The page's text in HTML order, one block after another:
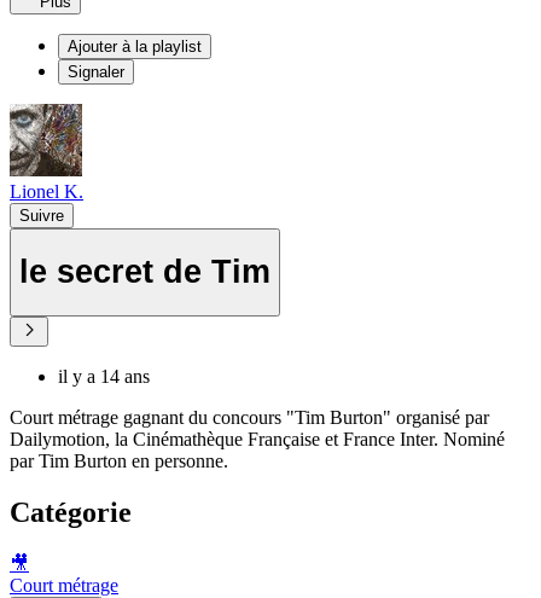
Ajouter à la playlist
Signaler
Lionel K.
Suivre
le secret de Tim
il y a 14 ans
Court métrage gagnant du concours "Tim Burton" organisé par
Dailymotion, la Cinémathèque Française et France Inter. Nominé
par Tim Burton en personne.
Catégorie
🎥
Court métrage